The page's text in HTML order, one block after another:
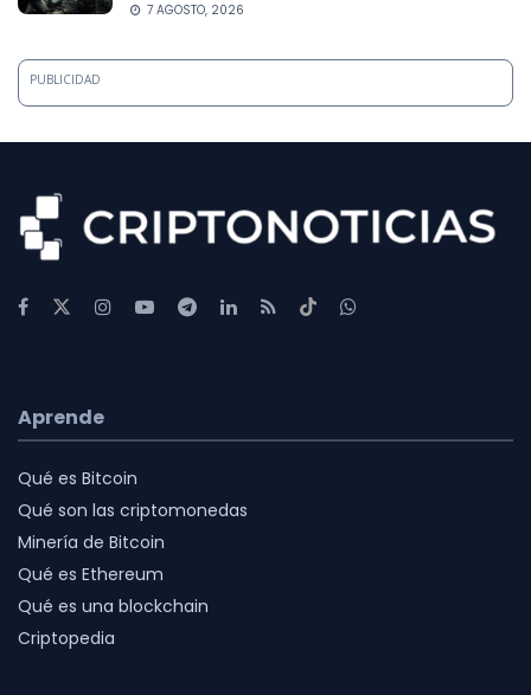
7 AGOSTO, 2026
PUBLICIDAD
Aprende
Qué es Bitcoin
Qué son las criptomonedas
Minería de Bitcoin
Qué es Ethereum
Qué es una blockchain
Criptopedia